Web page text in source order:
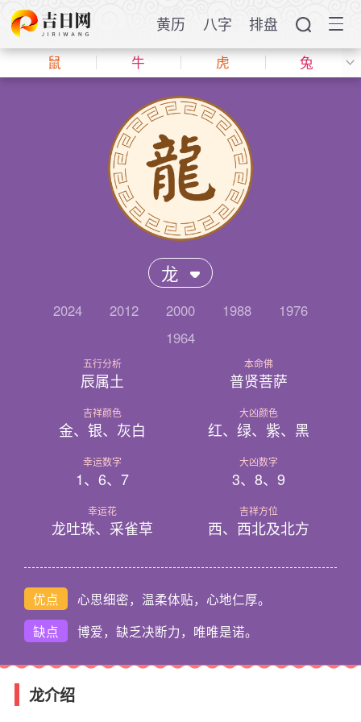
黄历 八字 排盘
鼠 牛 虎 兔
龙
2024 2012 2000 1988
1976
1964
五行分析
辰属土
本命佛
普贤菩萨
吉祥颜色
金、银、灰白
大凶颜色
红、绿、紫、黑
幸运数字
1、6、7
大凶数字
3、8、9
幸运花
龙吐珠、采雀草
吉祥方位
西、西北及北方
优点
心思细密，温柔体贴，心地仁厚。
缺点
博爱，缺乏决断力，唯唯是诺。
龙介绍